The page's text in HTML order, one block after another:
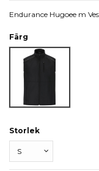
Endurance Hugoee m
Färg
Svart
Storlek